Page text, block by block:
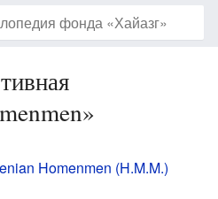
Homenmen (H.M.M.)